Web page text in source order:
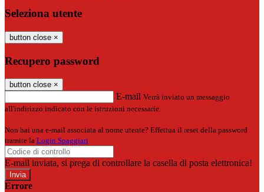
Seleziona utente
button close ×
Recupero password
button close ×
E-mail Verrà inviato un messaggio
all'indirizzo indicato con le istruzioni necessarie.
Non hai una e-mail associata al nome utente? Effettua il reset della password
tramite la Login Spaggiari
E-mail inviata, si prega di controllare la casella di posta elettronica!
Errore